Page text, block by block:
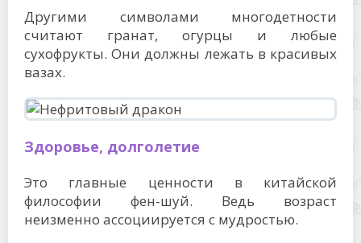
Другими символами многодетности
считают гранат, огурцы и любые
сухофрукты. Они должны лежать в красивых
вазах.
Здоровье, долголетие
Это главные ценности в китайской
философии фен-шуй. Ведь возраст
неизменно ассоциируется с мудростью.